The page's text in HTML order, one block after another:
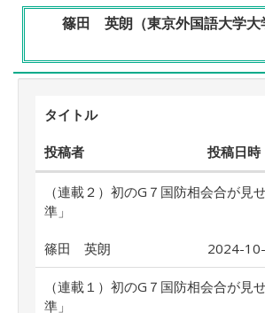
篠田 英朗（東京外国語大学大
タイトル
投稿者 投稿日時
（連載２）初のG７国防相会合が見
準」
篠田 英朗 2024-
（連載１）初のG７国防相会合が見
準」